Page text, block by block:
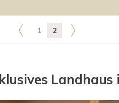
1 2